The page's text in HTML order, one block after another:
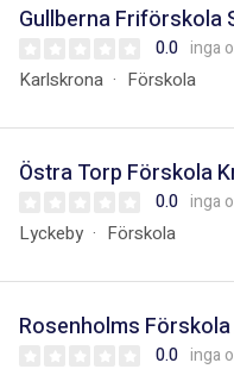
Gullberna Friförskola
0.0 inga
Karlskrona Förskola
Östra Torp Förskola
0.0 inga
Lyckeby Förskola
Rosenholms Förskola
0.0 inga